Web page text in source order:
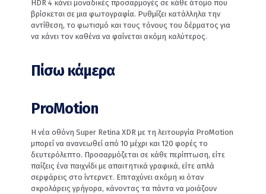
HDR 4 κάνει μοναδικές προσαρμογές σε κάθε άτομο που
βρίσκεται σε μια φωτογραφία. Ρυθμίζει κατάλληλα την
αντίθεση, το φωτισμό και τους τόνους του δέρματος για
να κάνει τον καθένα να φαίνεται ακόμη καλύτερος.
Πίσω κάμερα
ProMotion
Η νέα οθόνη Super Retina XDR με τη λειτουργία ProMotion
μπορεί να ανανεωθεί από 10 μέχρι και 120 φορές το
δευτερόλεπτο. Προσαρμόζεται σε κάθε περίπτωση, είτε
παίζεις ένα παιχνίδι με απαιτητικά γραφικά, είτε απλά
σερφάρεις στο ίντερνετ. Επιταχύνει ακόμη κι όταν
σκρολάρεις γρήγορα, κάνοντας τα πάντα να μοιάζουν